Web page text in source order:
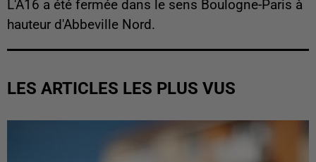
L'A16 a été fermée dans le sens Boulogne-Paris à
hauteur d'Abbeville Nord.
LES ARTICLES LES PLUS VUS